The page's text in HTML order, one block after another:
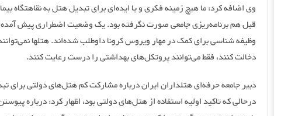
وی اضافه کرد: ما هیچ زمینه فکری و یا ایده‌ای برای تبدیل هتل به نقاهتگاه
قبل هم برنامه‌ریزی جامعی صورت نگرفته بود. یک وضعیت اضطراری پیش
وظیفه شناسی برای کمک در مهار ویروس کرونا داوطلب شده‌اند. هتلها
دخالت کنند، فقط می‌توانند پروتکل‌های بهداشتی را درست رعایت کنند.
دبیر جامعه حرفه‌ای هتلداران ایران درباره مشارکت کم هتل‌های دولتی برای
درحالی که تاکید اولیه استفاده از هتل‌های دولتی بود، اظهار کرد: درباره